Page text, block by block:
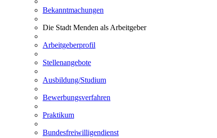
Bekanntmachungen
Die Stadt Menden als Arbeitgeber
Arbeitgeberprofil
Stellenangebote
Ausbildung/Studium
Bewerbungsverfahren
Praktikum
Bundesfreiwilligendienst